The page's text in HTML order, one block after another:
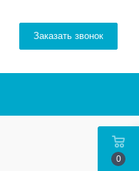
Заказать звонок
0